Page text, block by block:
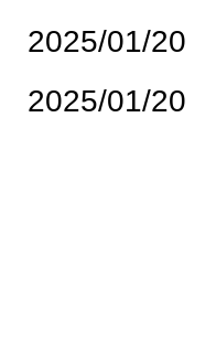
2025/01/20
2025/01/20